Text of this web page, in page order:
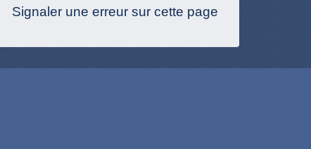
Signaler une erreur sur cette page